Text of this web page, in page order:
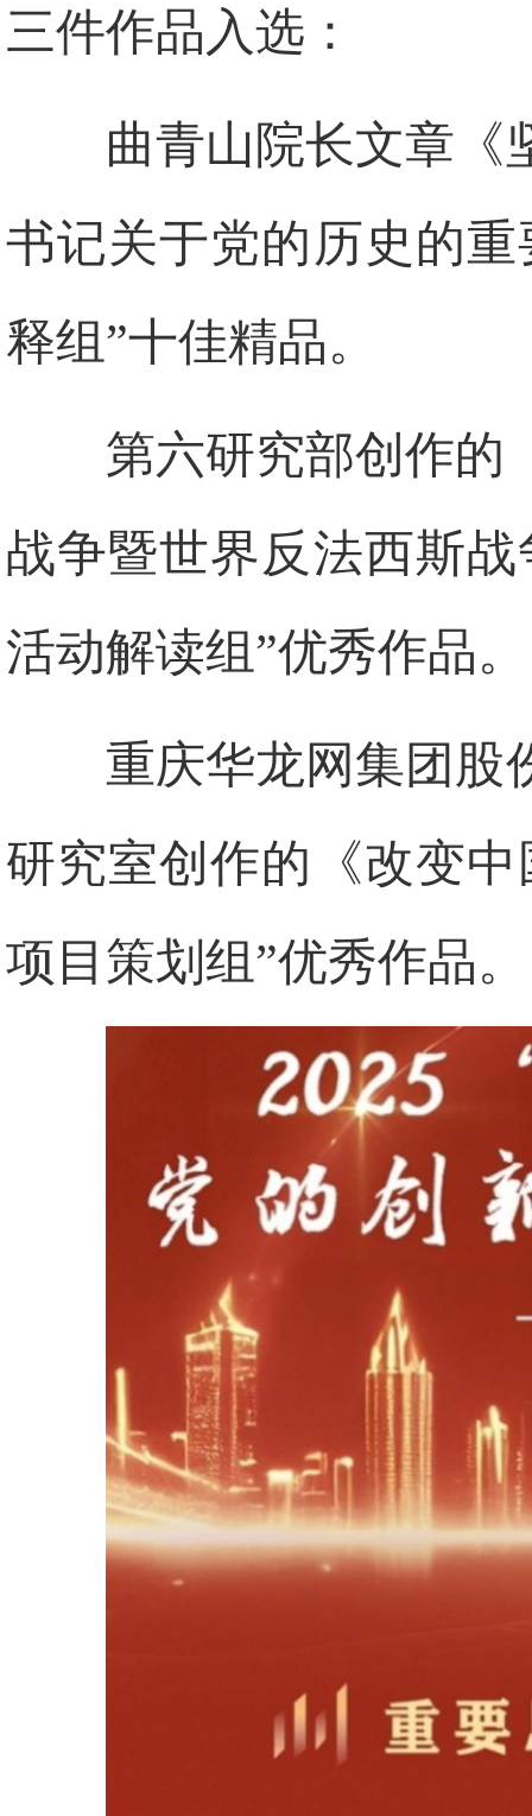
三件作品入选：
曲青山院长文章
书记关于党的历史的
释组”十佳精品。
第六研究部创作的
战争暨世界反法西斯
活动解读组”优秀作品。
重庆华龙网集团股
研究室创作的《改变
项目策划组”优秀作品。